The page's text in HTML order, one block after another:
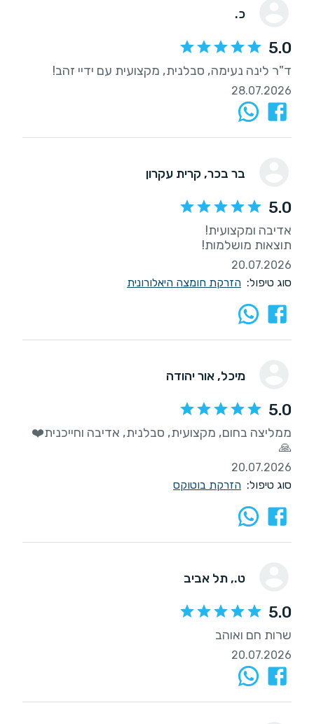
כ.
5.0
ד"ר לינה נעימה, סבלנית, מקצועית עם ידיי זהב!
28.07.2026
בר בכר, קרית עקרון
5.0
תוצאות מושלמות!
20.07.2026
סוג טיפול: הזרקת חומצה היאלורונית
מיכל, אור יהודה
5.0
ממליצה בחום, מקצועית, סבלנית, אדיבה וחייכנית❤️
🙏
20.07.2026
סוג טיפול: הזרקת בוטוקס
ט., תל אביב
5.0
שרות חם ואוהב
20.07.2026